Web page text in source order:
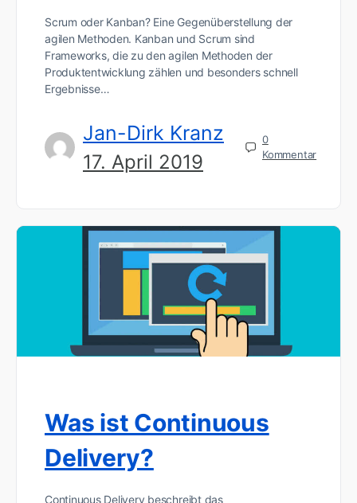
Scrum oder Kanban? Eine Gegenüberstellung der
agilen Methoden. Kanban und Scrum sind
Frameworks, die zu den agilen Methoden der
Produktentwicklung zählen und besonders schnell
Ergebnisse…
Jan-Dirk Kranz
17. April 2019
0
Kommentar
Was ist Continuous
Delivery?
Continuous Delivery beschreibt das